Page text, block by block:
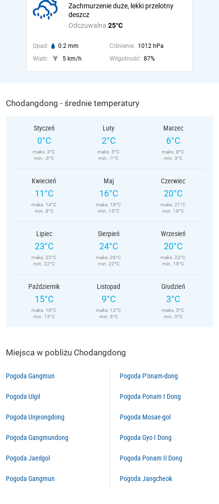
Odczuwalna 25°C
Zachmurzenie duże, lekki przelotny
deszcz
Opad: 0.2 mm Ciśnienie: 1012 hPa
Wiatr:
5 km/h Wilgotność: 87%
Chodangdong - średnie temperatury
Styczeń
0°C
maks. 3°C
min. -3°C
Luty
2°C
maks. 5°C
min. -1°C
Marzec
6°C
maks. 8°C
min. 3°C
Kwiecień
11°C
maks. 14°C
min. 8°C
Maj
16°C
maks. 18°C
min. 13°C
Czerwiec
20°C
maks. 21°C
min. 18°C
Lipiec
23°C
maks. 25°C
min. 22°C
Sierpień
24°C
maks. 26°C
min. 22°C
Wrzesień
20°C
maks. 22°C
min. 18°C
Październik
15°C
maks. 18°C
min. 13°C
Listopad
9°C
maks. 12°C
min. 6°C
Grudzień
3°C
maks. 5°C
min. 0°C
Miejsca w pobliżu Chodangdong
Pogoda Gangmun
Pogoda Ulgil
Pogoda Unjeongdong
Pogoda Gangmundong
Pogoda Jaeilgol
Pogoda Gangmun
Pogoda P’onam-dong
Pogoda Ponam I Dong
Pogoda Mosae-gol
Pogoda Gyo I Dong
Pogoda Ponam Il Dong
Pogoda Jangcheok